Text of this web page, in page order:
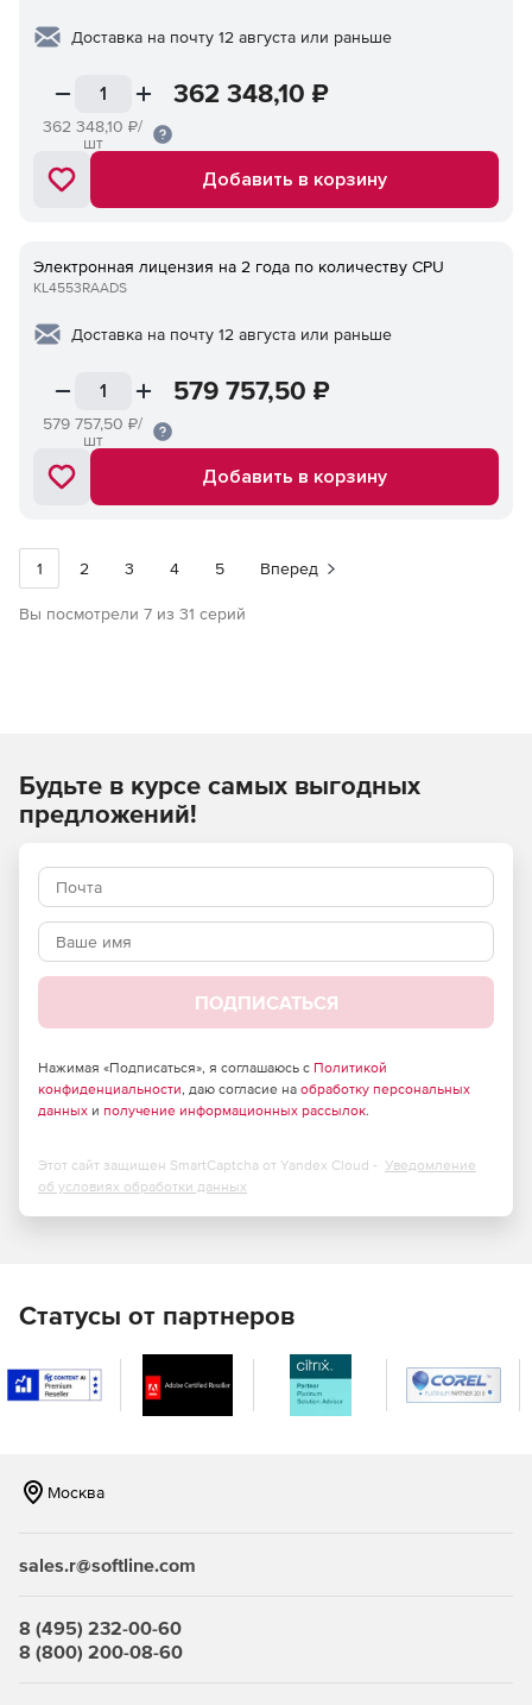
Доставка на почту 12 августа или раньше
362 348,10 ₽/
шт
362 348,10 ₽
Добавить в корзину
Электронная лицензия на 2 года по количеству CPU
KL4553RAADS
Доставка на почту 12 августа или раньше
579 757,50 ₽/
шт
579 757,50 ₽
Добавить в корзину
1 2 3 4 5 Вперед
Вы посмотрели 7 из 31 серий
Будьте в курсе самых выгодных
предложений!
ПОДПИСАТЬСЯ
Нажимая «Подписаться», я соглашаюсь с Политикой
конфиденциальности, даю согласие на обработку персональных
данных и получение информационных рассылок.
Этот сайт защищен SmartCaptcha от Yandex Cloud - Уведомление
об условиях обработки данных
Статусы от партнеров
Москва
sales.r@softline.com
8 (495) 232-00-60
8 (800) 200-08-60